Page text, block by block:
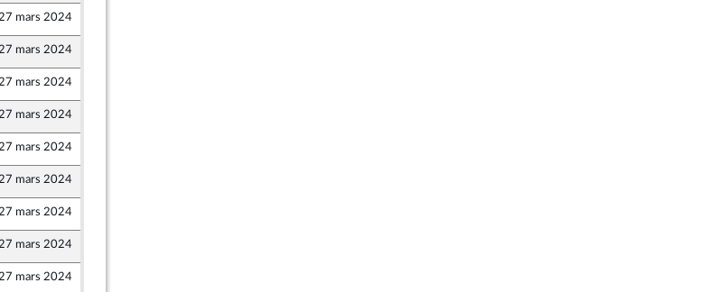
27 mars 2024
27 mars 2024
27 mars 2024
27 mars 2024
27 mars 2024
27 mars 2024
27 mars 2024
27 mars 2024
et sociale
27 mars 2024